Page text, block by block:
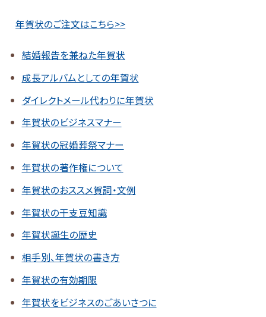
年賀状のご注文はこちら>>
結婚報告を兼ねた年賀状
成長アルバムとしての年賀状
ダイレクトメール代わりに年賀状
年賀状のビジネスマナー
年賀状の冠婚葬祭マナー
年賀状の著作権について
年賀状のおススメ賀詞・文例
年賀状の干支豆知識
年賀状誕生の歴史
相手別、年賀状の書き方
年賀状の有効期限
年賀状をビジネスのごあいさつに